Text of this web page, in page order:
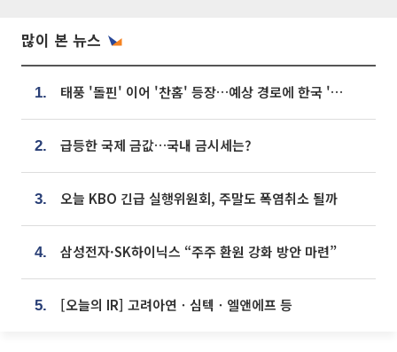
많이 본 뉴스
1. 태풍 '돌핀' 이어 '찬홈' 등장…예상 경로에 한국 '한숨'
2. 급등한 국제 금값…국내 금시세는?
3. 오늘 KBO 긴급 실행위원회, 주말도 폭염취소 될까
4. 삼성전자·SK하이닉스 “주주 환원 강화 방안 마련”
5. [오늘의 IR] 고려아연ㆍ심텍ㆍ엘앤에프 등